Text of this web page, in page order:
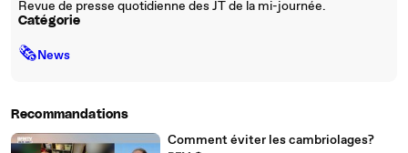
Revue de presse quotidienne des JT de la mi-journée.
Catégorie
🗞News
Recommandations
Comment éviter les cambriolages?